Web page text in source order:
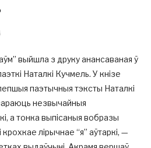
выйшла з друку анансаваная ў
Наталкі Кучмель. У кнізе
паэтычныя тэксты Наталкі
незвычайныя
а тонка выпісаныя вобразы
лірычнае “я” аўтаркі, —